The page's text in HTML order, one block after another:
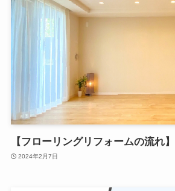
【フローリングリフォームの流れ】
2024年2月7日